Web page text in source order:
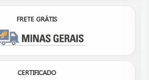
FRETE GRÁTIS
CERTIFICADO